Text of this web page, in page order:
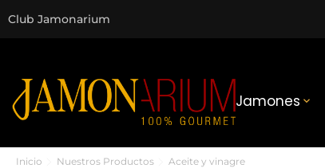
Club Jamonarium
Jamones 
Inicio Nuestros Productos Aceite y vinagre